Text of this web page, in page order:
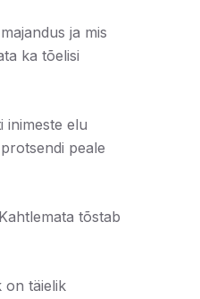
ja mis
ka tõelisi
inimeste elu
peale
tõstab
on täielik